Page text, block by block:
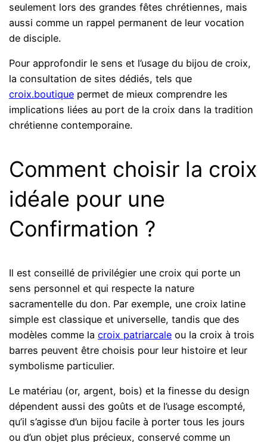
seulement lors des grandes fêtes chrétiennes, mais
aussi comme un rappel permanent de leur vocation
de disciple.
Pour approfondir le sens et l’usage du bijou de croix,
la consultation de sites dédiés, tels que
croix.boutique permet de mieux comprendre les
implications liées au port de la croix dans la tradition
chrétienne contemporaine.
Comment choisir la croix
idéale pour une
Confirmation ?
Il est conseillé de privilégier une croix qui porte un
sens personnel et qui respecte la nature
sacramentelle du don. Par exemple, une croix latine
simple est classique et universelle, tandis que des
modèles comme lacroix patriarcale ou la croix à trois
barres peuvent être choisis pour leur histoire et leur
symbolisme particulier.
Le matériau (or, argent, bois) et la finesse du design
dépendent aussi des goûts et de l’usage escompté,
qu’il s’agisse d’un bijou facile à porter tous les jours
ou d’un objet plus précieux, conservé comme un